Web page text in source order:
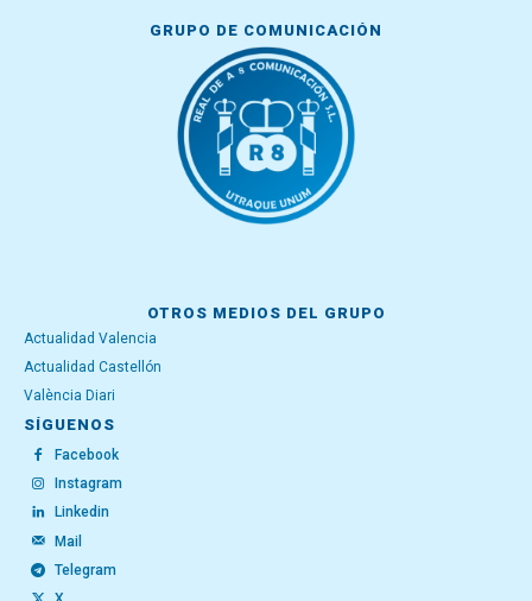
GRUPO DE COMUNICACIÓN
OTROS MEDIOS DEL GRUPO
Actualidad Valencia
Actualidad Castellón
València Diari
SÍGUENOS
Facebook
Instagram
Linkedin
Mail
Telegram